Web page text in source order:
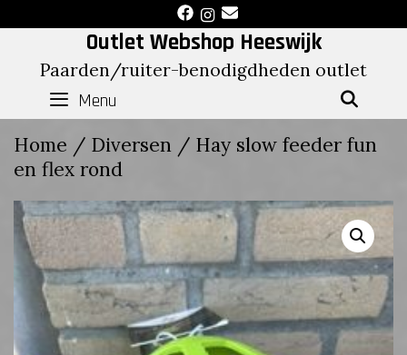
to
content
Outlet Webshop Heeswijk
Paarden/ruiter-benodigdheden outlet
Menu
Home / Diversen / Hay slow feeder fun
en flex rond